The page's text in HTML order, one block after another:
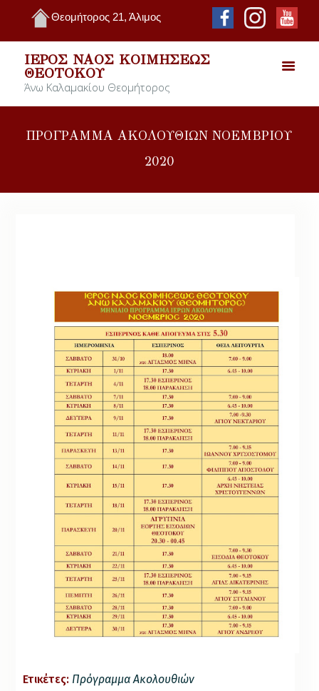
Θεομήτορος 21, Άλιμος
ΙΕΡΌΣ ΝΑΌΣ ΚΟΙΜΉΣΕΩΣ
ΘΕΟΤΌΚΟΥ
Άνω Καλαμακίου Θεομήτορος
ΠΡΟΓΡΑΜΜΑ ΑΚΟΛΟΥΘΙΩΝ ΝΟΕΜΒΡΙΟΥ
2020
Ετικέτες: Πρόγραμμα Ακολουθιών